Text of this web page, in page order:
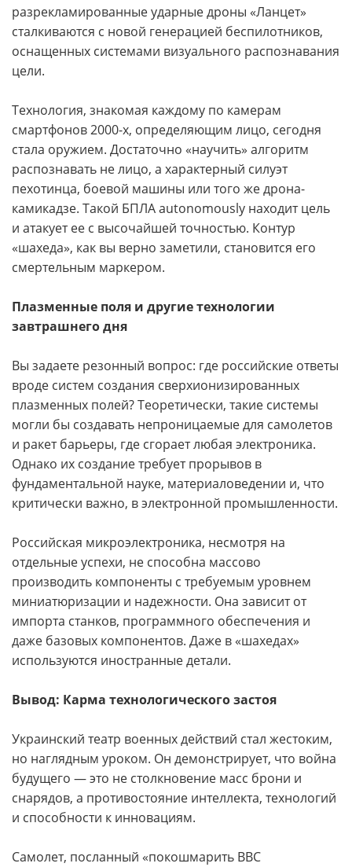
разрекламированные ударные дроны «Ланцет»
сталкиваются с новой генерацией беспилотников,
оснащенных системами визуального распознавания
цели.
Технология, знакомая каждому по камерам
смартфонов 2000-х, определяющим лицо, сегодня
стала оружием. Достаточно «научить» алгоритм
распознавать не лицо, а характерный силуэт
пехотинца, боевой машины или того же дрона-
камикадзе. Такой БПЛА autonomously находит цель
и атакует ее с высочайшей точностью. Контур
«шахеда», как вы верно заметили, становится его
смертельным маркером.
Плазменные поля и другие технологии
завтрашнего дня
Вы задаете резонный вопрос: где российские ответы
вроде систем создания сверхионизированных
плазменных полей? Теоретически, такие системы
могли бы создавать непроницаемые для самолетов
и ракет барьеры, где сгорает любая электроника.
Однако их создание требует прорывов в
фундаментальной науке, материаловедении и, что
критически важно, в электронной промышленности.
Российская микроэлектроника, несмотря на
отдельные успехи, не способна массово
производить компоненты с требуемым уровнем
миниатюризации и надежности. Она зависит от
импорта станков, программного обеспечения и
даже базовых компонентов. Даже в «шахедах»
используются иностранные детали.
Вывод: Карма технологического застоя
Украинский театр военных действий стал жестоким,
но наглядным уроком. Он демонстрирует, что война
будущего — это не столкновение масс брони и
снарядов, а противостояние интеллекта, технологий
и способности к инновациям.
Самолет, посланный «покошмарить ВВС